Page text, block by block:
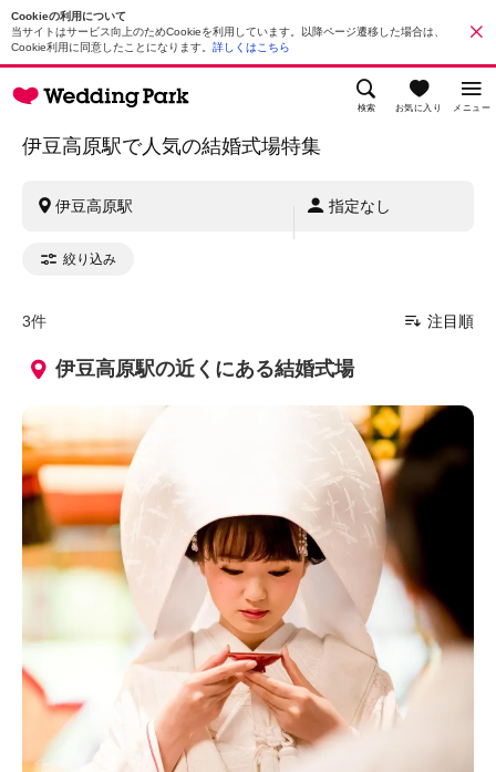
Cookieの利用について
当サイトはサービス向上のためCookieを利用しています。以降ページ遷移した場合は、
Cookie利用に同意したことになります。 詳しくはこちら
検索 お気に入り メニュー
伊豆高原駅で人気の結婚式場特集
伊豆高原駅 指定なし
絞り込み
3件 注目順
伊豆高原駅の近くにある結婚式場